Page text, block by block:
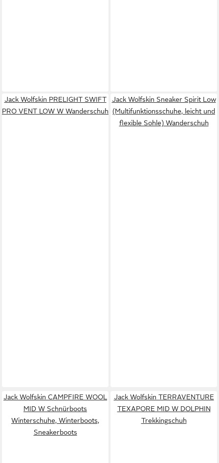
Jack Wolfskin PRELIGHT SWIFT
PRO VENT LOW W Wanderschuh
Jack Wolfskin Sneaker Spirit Low
(Multifunktionsschuhe, leicht und
flexible Sohle) Wanderschuh
Jack Wolfskin CAMPFIRE WOOL
MID W Schnürboots
Winterschuhe, Winterboots,
Sneakerboots
Jack Wolfskin TERRAVENTURE
TEXAPORE MID W DOLPHIN
Trekkingschuh